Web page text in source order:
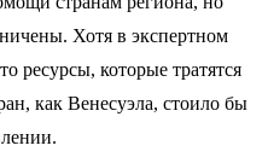
Хотя в экспертном
ресурсы, которые тратятся
как Венесуэла, стоило бы